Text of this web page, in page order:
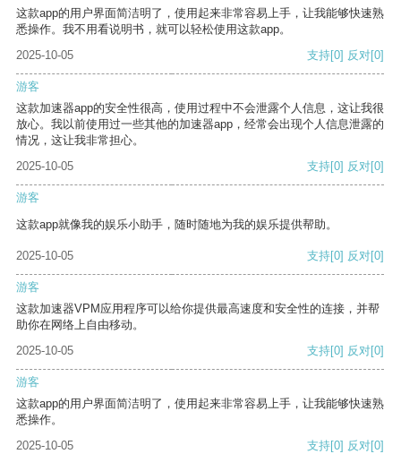
这款app的用户界面简洁明了，使用起来非常容易上手，让我能够快速熟
悉操作。我不用看说明书，就可以轻松使用这款app。
2025-10-05
支持[0] 反对[0]
游客
这款加速器app的安全性很高，使用过程中不会泄露个人信息，这让我很
放心。我以前使用过一些其他的加速器app，经常会出现个人信息泄露的
情况，这让我非常担心。
2025-10-05
支持[0] 反对[0]
游客
这款app就像我的娱乐小助手，随时随地为我的娱乐提供帮助。
2025-10-05 支持[0] 反对[0]
游客
这款加速器VPM应用程序可以给你提供最高速度和安全性的连接，并帮
助你在网络上自由移动。
2025-10-05
支持[0] 反对[0]
游客
这款app的用户界面简洁明了，使用起来非常容易上手，让我能够快速熟
悉操作。
2025-10-05
支持[0] 反对[0]